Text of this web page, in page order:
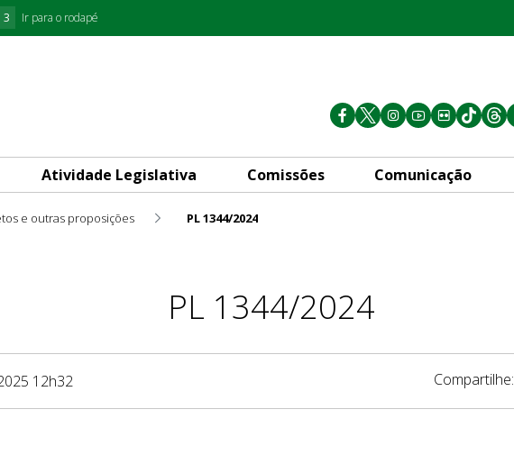
3 Ir para o rodapé
Atividade Legislativa Comissões Comunicação
e outras proposições PL 1344/2024
PL 1344/2024
12h32 Compartilhe: